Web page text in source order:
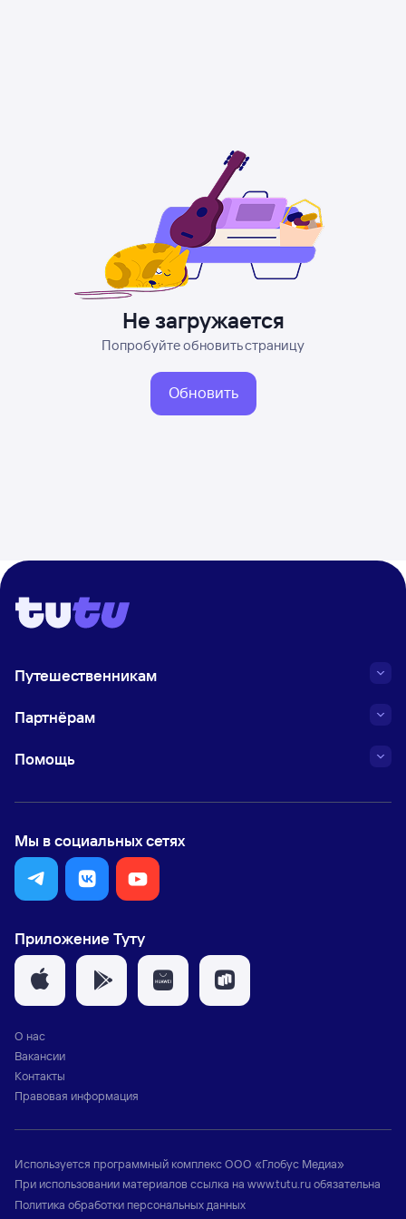
Не загружается
Попробуйте обновить страницу
Обновить
Путешественникам
Партнёрам
Помощь
Мы в социальных сетях
Приложение Туту
О нас
Вакансии
Контакты
Правовая информация
Используется программный комплексООО «Глобус Медиа»
При использовании материалов ссылка на www.tutu.ruобязательна
Политика обработки персональных данных